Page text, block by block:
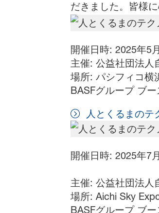
だきました。皆様
開催日時: 2025年5
主催: 公益社団法人
場所: パシフィコ横
BASFグループ ブ
人とくるまのテ
開催日時: 2025年7
主催: 公益社団法人
場所: Aichi Sky
BASFグループ ブ